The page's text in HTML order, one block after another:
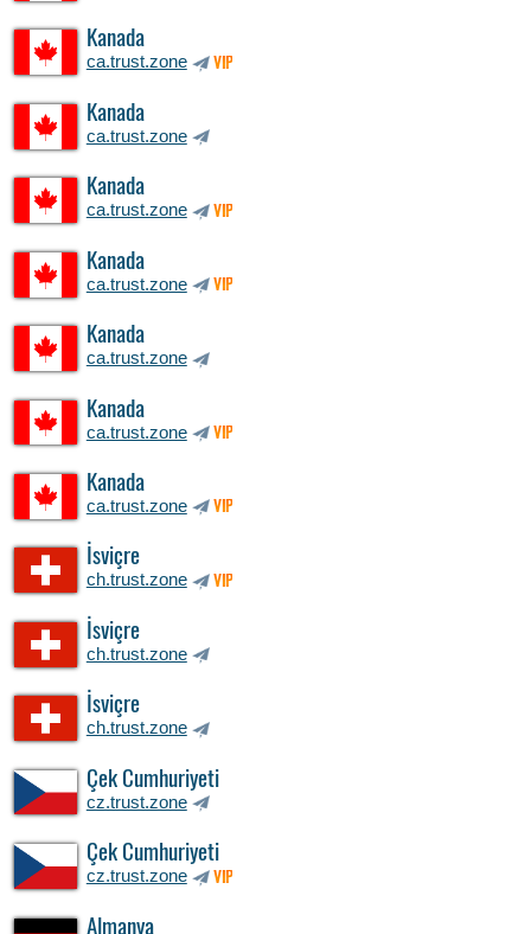
Kanada
ca.trust.zone VIP
Kanada
ca.trust.zone
Kanada
ca.trust.zone VIP
Kanada
ca.trust.zone VIP
Kanada
ca.trust.zone
Kanada
ca.trust.zone VIP
Kanada
ca.trust.zone VIP
İsviçre
ch.trust.zone VIP
İsviçre
ch.trust.zone
İsviçre
ch.trust.zone
Çek Cumhuriyeti
cz.trust.zone
Çek Cumhuriyeti
cz.trust.zone VIP
Almanya